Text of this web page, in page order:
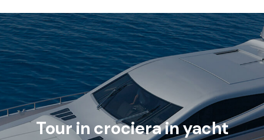
Tour in crociera in yacht